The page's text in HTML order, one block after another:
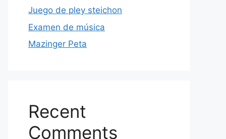
Juego de pley steichon
Examen de música
Mazinger Peta
Recent
Comments